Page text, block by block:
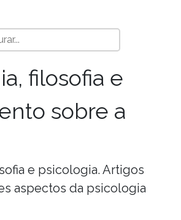
filosofia e
sobre a
e psicologia. Artigos
aspectos da psicologia